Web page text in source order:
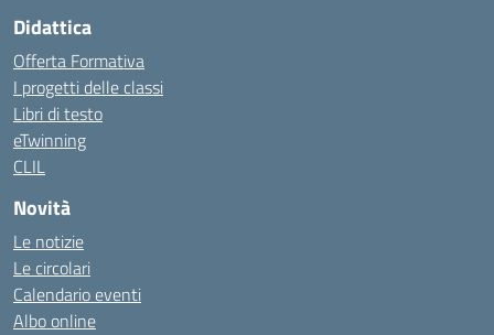
Didattica
Offerta Formativa
I progetti delle classi
Libri di testo
eTwinning
CLIL
Novità
Le notizie
Le circolari
Calendario eventi
Albo online